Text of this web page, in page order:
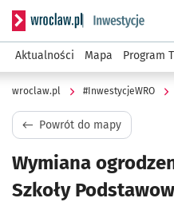
Serwis informacyjny
Aktualności Mapa Program
wroclaw.pl #InwestycjeWRO
Powrót do mapy
Wymiana
Szkoły